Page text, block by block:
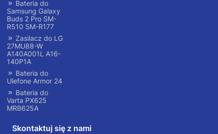
Bateria do
Samsung Galaxy
Buds 2 Pro SM-
R510 SM-R177
Zasilacz do LG
27MU88-W
A140A001L A16-
140P1A
Bateria do
Ulefone Armor 24
Bateria do
Varta PX625
MRB625A
Skontaktuj się z nami